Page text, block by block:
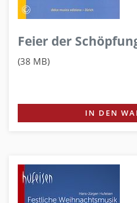
Feier der
(38 MB)
IN DEN